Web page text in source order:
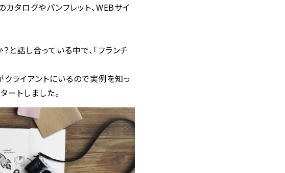
タログやパンフレット、WEBサイ
話し合っている中で、「フランチ
クライアントにいるので実例を知っ
ートしました。